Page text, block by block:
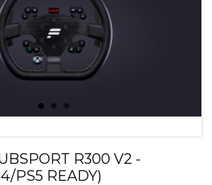
R300 V2 -
PS5 READY)